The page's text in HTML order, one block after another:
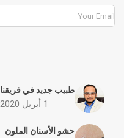
طبيب جديد في فريقنا
1 أبريل 2020
حشو الأسنان الملون